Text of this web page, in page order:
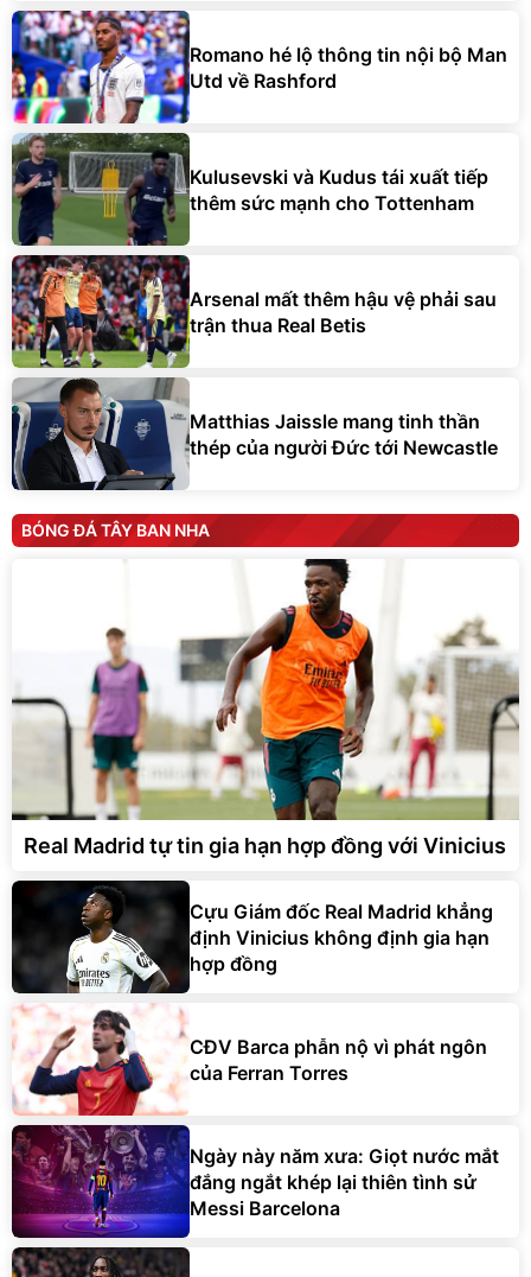
Romano hé lộ thông tin nội bộ Man
Utd về Rashford
Kulusevski và Kudus tái xuất tiếp
thêm sức mạnh cho Tottenham
Arsenal mất thêm hậu vệ phải sau
trận thua Real Betis
Matthias Jaissle mang tinh thần
thép của người Đức tới Newcastle
BÓNG ĐÁ TÂY BAN NHA
Real Madrid tự tin gia hạn hợp đồng với Vinicius
Cựu Giám đốc Real Madrid khẳng
định Vinicius không định gia hạn
hợp đồng
CĐV Barca phẫn nộ vì phát ngôn
của Ferran Torres
Ngày này năm xưa: Giọt nước mắt
đắng ngắt khép lại thiên tình sử
Messi Barcelona